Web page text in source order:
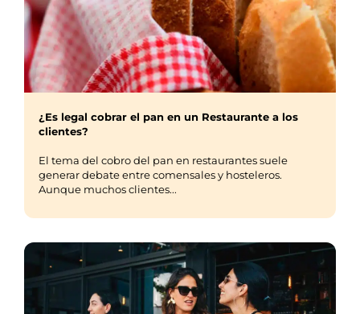
¿Es legal cobrar el pan en un Restaurante a los
clientes?
El tema del cobro del pan en restaurantes suele
generar debate entre comensales y hosteleros.
Aunque muchos clientes...